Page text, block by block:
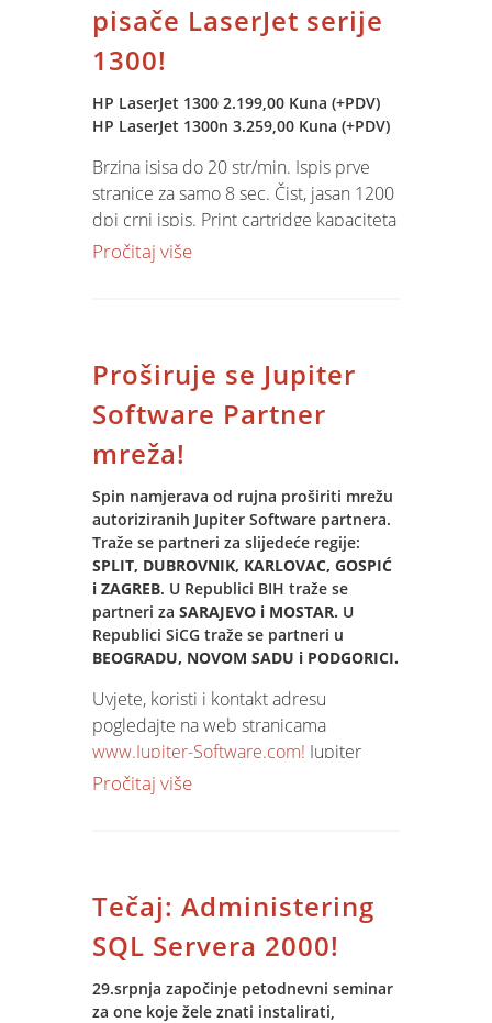
pisače LaserJet serije
1300!
HP LaserJet 1300 2.199,00 Kuna (+PDV)
HP LaserJet 1300n 3.259,00 Kuna (+PDV)
Brzina isisa do 20 str/min. Ispis prve
stranice za samo 8 sec. Čist, jasan 1200
dpi crni ispis. Print cartridge kapaciteta
1200 str.NE OKLIJEVAJTE - NARUČITE
Pročitaj više
Proširuje se Jupiter
Software Partner
mreža!
Spin namjerava od rujna proširiti mrežu
autoriziranih Jupiter Software partnera.
Traže se partneri za slijedeće regije:
SPLIT, DUBROVNIK, KARLOVAC, GOSPIĆ
i ZAGREB. U Republici BIH traže se
partneri za SARAJEVO i MOSTAR. U
Republici SiCG traže se partneri u
BEOGRADU, NOVOM SADU i PODGORICI.
Uvjete, koristi i kontakt adresu
pogledajte na web stranicama
www.Jupiter-Software.com! Jupiter
Software partner program stalno je
Pročitaj više
Tečaj: Administering
SQL Servera 2000!
29.srpnja započinje petodnevni seminar
za one koje žele znati instalirati,